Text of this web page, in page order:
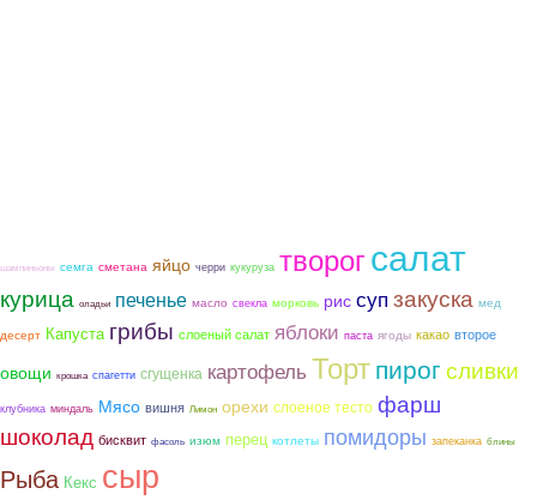
шампиньоны семга сметана яйцо черри кукуруза творогсалат
курица оладьи печенье масло свекла морковь рис суп закуска мед
десерт Капуста грибы слоеный салат яблоки паста ягоды какао второе
овощи крошка спагетти сгущенка картофель Тортпирогсливки
клубника миндаль Мясо вишня Лимон орехи слоеное тесто фарш
шоколад бисквит фасоль изюм перец котлеты помидоры запеканка блины
Рыба Кекс сыр